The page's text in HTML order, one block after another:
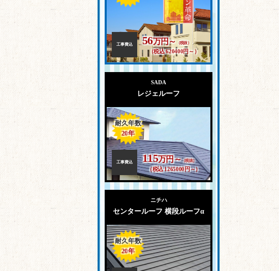
工事費込 56万円～ （税抜）
（税込 620400円～）
SADA
レジェルーフ
耐久年数
20年
工事費込 115万円～（税抜）
（税込 1265000円～）
ニチハ
センタールーフ 横段ルーフα
耐久年数
20年